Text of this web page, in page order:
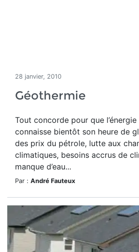
28 janvier, 2010
Géothermie
Tout concorde pour que
connaisse bientôt son heure de
des prix du pétrole, lutte aux
climatiques, besoins accrus de
manque d’eau...
Par : André Fauteux